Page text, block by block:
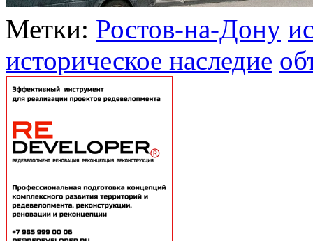
Метки: Ростов-на-Дону
историческое наследие